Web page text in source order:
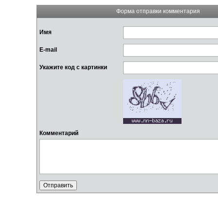
Форма отправки комментария
Имя
E-mail
Укажите код с картинки
Комментарий